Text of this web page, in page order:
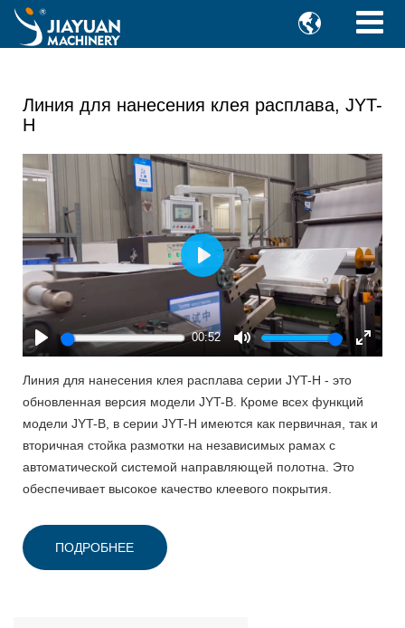

Линия для нанесения клея расплава, JYT-
H
Play
00:52
Mute
Enter
Play
Линия для нанесения клея расплава серии JYT-H - это
обновленная версия модели JYT-B. Кроме всех функций
модели JYT-B, в серии JYT-H имеются как первичная, так и
вторичная стойка размотки на независимых рамах с
автоматической системой направляющей полотна. Это
обеспечивает высокое качество клеевого покрытия.
ПОДРОБНЕЕ